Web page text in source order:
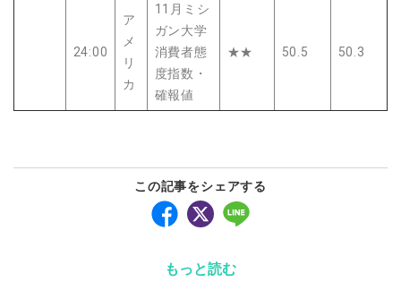
24:00
ア
メ
リ
カ
11月ミシ
ガン大学
消費者態
度指数・
確報値
★★ 50.5 50.3
この記事をシェアする
もっと読む